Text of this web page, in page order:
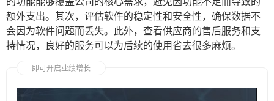
额外支出。其次，评估软件的稳定性和安全性，确保数据不
会因为软件问题而丢失。此外，查看供应商的售后服务和支
持情况，良好的服务可以为后续的使用省去很多麻烦。
即可开启业绩增长